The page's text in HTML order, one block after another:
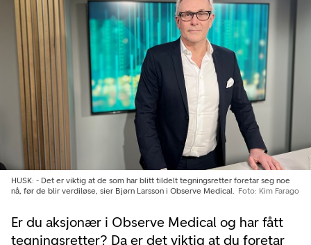
Er du aksjonær i Observe Medical og har fått
tegningsretter? Da er det viktig at du foretar
HUSK: - Det er viktig at de som har blitt tildelt tegningsretter foretar seg noe
nå, før de blir verdiløse, sier Bjørn Larsson i Observe Medical. Foto: Kim Farago